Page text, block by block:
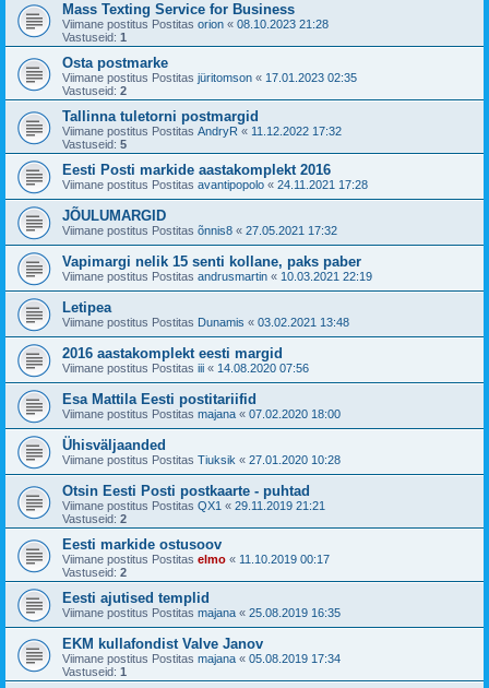
Mass Texting Service for Business
Viimane postitus Postitas orion « 08.10.2023 21:28
Vastuseid: 1
Osta postmarke
Viimane postitus Postitas jüritomson « 17.01.2023 02:35
Vastuseid: 2
Tallinna tuletorni postmargid
Viimane postitus Postitas AndryR « 11.12.2022 17:32
Vastuseid: 5
Eesti Posti markide aastakomplekt 2016
Viimane postitus Postitas avantipopolo « 24.11.2021 17:28
JÕULUMARGID
Viimane postitus Postitas õnnis8 « 27.05.2021 17:32
Vapimargi nelik 15 senti kollane, paks paber
Viimane postitus Postitas andrusmartin « 10.03.2021 22:19
Letipea
Viimane postitus Postitas Dunamis « 03.02.2021 13:48
2016 aastakomplekt eesti margid
Viimane postitus Postitas iii « 14.08.2020 07:56
Esa Mattila Eesti postitariifid
Viimane postitus Postitas majana « 07.02.2020 18:00
Ühisväljaanded
Viimane postitus Postitas Tiuksik « 27.01.2020 10:28
Otsin Eesti Posti postkaarte - puhtad
Viimane postitus Postitas QX1 « 29.11.2019 21:21
Vastuseid: 2
Eesti markide ostusoov
Viimane postitus Postitas elmo « 11.10.2019 00:17
Vastuseid: 2
Eesti ajutised templid
Viimane postitus Postitas majana « 25.08.2019 16:35
EKM kullafondist Valve Janov
Viimane postitus Postitas majana « 05.08.2019 17:34
Vastuseid: 1